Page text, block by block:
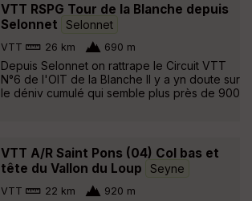
VTT RSPG Tour de la Blanche depuis
Selonnet
Selonnet
VTT 26 km 690 m
Depuis Selonnet on rattrape le Circuit VTT
N°6 de l'OIT de la Blanche Il y a yn doute sur
le déniv cumulé qui semble plus près de 900
VTT A/R Saint Pons (04) Col bas et
tête du Vallon du Loup
Seyne
VTT 22 km 920 m